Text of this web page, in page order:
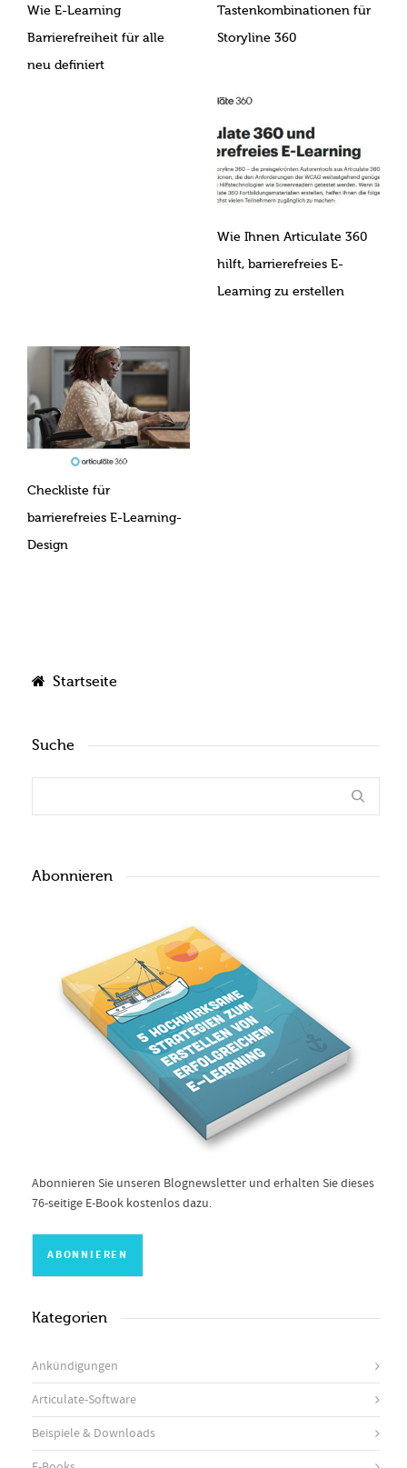
Wie E-Learning
Barrierefreiheit für alle
neu definiert
Tastenkombinationen für
Storyline 360
Wie Ihnen Articulate 360
hilft, barrierefreies E-
Learning zu erstellen
Checkliste für
barrierefreies E-Learning-
Design
Startseite
Suche
Abonnieren
Abonnieren Sie unseren Blognewsletter und erhalten Sie dieses
76-seitige E-Book kostenlos dazu.
Kategorien
Ankündigungen
Articulate-Software
Beispiele & Downloads